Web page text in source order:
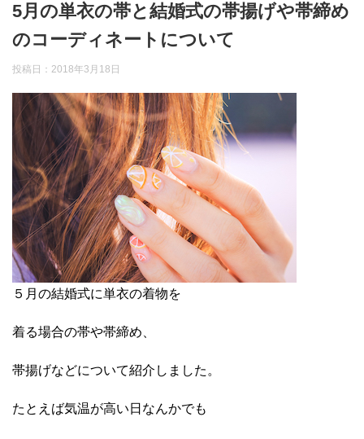
5月の単衣の帯と結婚式の帯揚げや帯締め
のコーディネートについて
投稿日： 2018年3月18日
５月の結婚式に単衣の着物を
着る場合の帯や帯締め、
帯揚げなどについて紹介しました。
たとえば気温が高い日なんかでも